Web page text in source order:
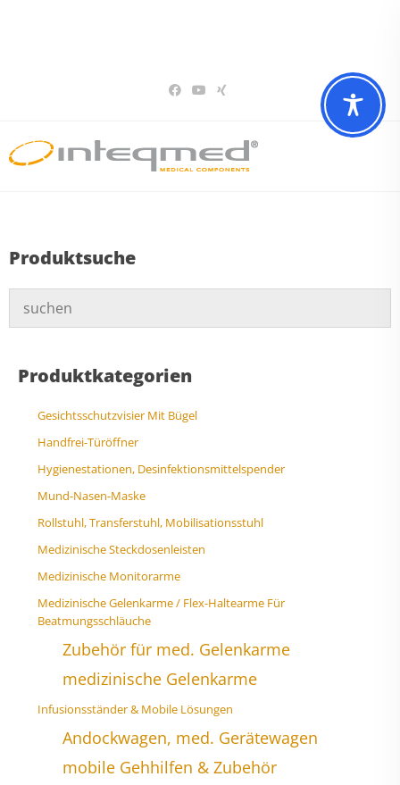
Produktsuche
Produktkategorien
Gesichtsschutzvisier Mit Bügel
Handfrei-Türöffner
Hygienestationen, Desinfektionsmittelspender
Mund-Nasen-Maske
Rollstuhl, Transferstuhl, Mobilisationsstuhl
Medizinische Steckdosenleisten
Medizinische Monitorarme
Medizinische Gelenkarme / Flex-Haltearme Für
Beatmungsschläuche
Zubehör für med. Gelenkarme
medizinische Gelenkarme
Infusionsständer & Mobile Lösungen
Andockwagen, med. Gerätewagen
mobile Gehhilfen & Zubehör